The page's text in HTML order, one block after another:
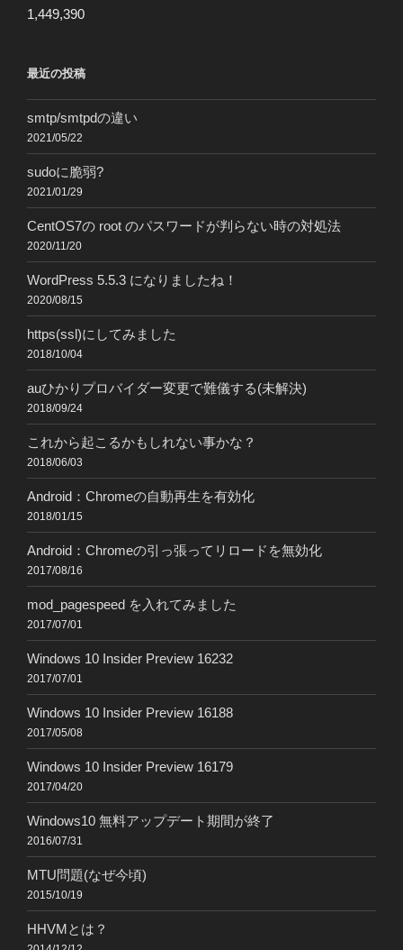
1,449,390
最近の投稿
smtp/smtpdの違い
2021/05/22
sudoに脆弱?
2021/01/29
CentOS7の root のパスワードが判らない時の対処法
2020/11/20
WordPress 5.5.3 になりましたね！
2020/08/15
https(ssl)にしてみました
2018/10/04
auひかりプロバイダー変更で難儀する(未解決)
2018/09/24
これから起こるかもしれない事かな？
2018/06/03
Android：Chromeの自動再生を有効化
2018/01/15
Android：Chromeの引っ張ってリロードを無効化
2017/08/16
mod_pagespeed を入れてみました
2017/07/01
Windows 10 Insider Preview 16232
2017/07/01
Windows 10 Insider Preview 16188
2017/05/08
Windows 10 Insider Preview 16179
2017/04/20
Windows10 無料アップデート期間が終了
2016/07/31
MTU問題(なぜ今頃)
2015/10/19
HHVMとは？